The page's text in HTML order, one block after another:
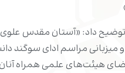
داد: «آستان مقدس علوی
و میزبانی مراسم ادای سوگند
هیئت‌های علمی همراه آنان